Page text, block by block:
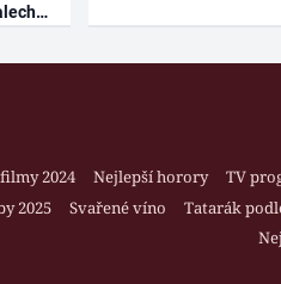
2024 Nejlepší horory TV
2025 Svařené víno Tatarák